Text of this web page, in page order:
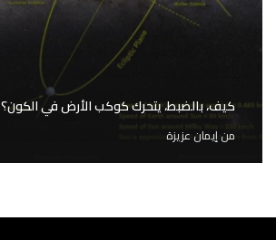
كيف، بالضبط، يتحرك كوكب الأرض في الكون؟
منإيمان عزيزة